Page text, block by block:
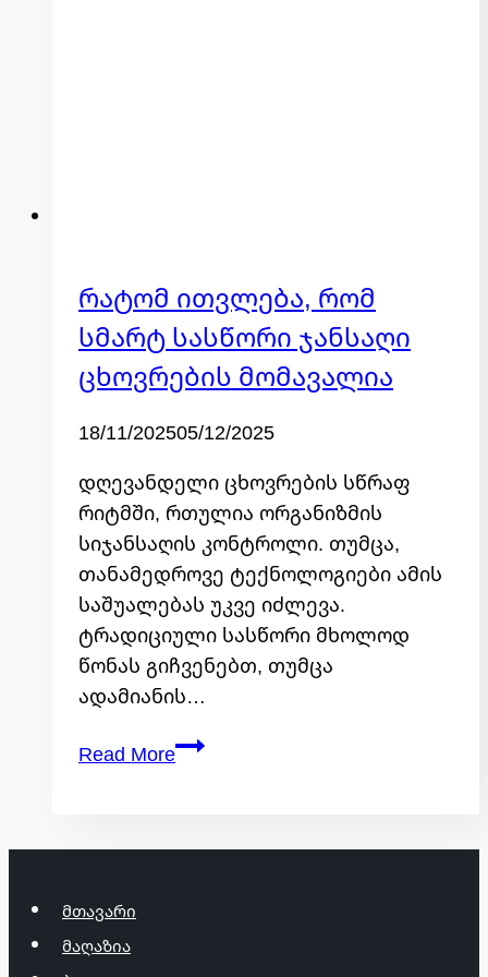
კატეგორიის
გარეშე
Რატომ Ითვლება, Რომ
Სმარტ Სასწორი Ჯანსაღი
Ცხოვრების Მომავალია
Byadmin
18/11/202505/12/2025
დღევანდელი ცხოვრების სწრაფ
რიტმში, რთულია ორგანიზმის
სიჯანსაღის კონტროლი. თუმცა,
თანამედროვე ტექნოლოგიები ამის
საშუალებას უკვე იძლევა.
ტრადიციული სასწორი მხოლოდ
წონას გიჩვენებთ, თუმცა
ადამიანის…
Read Moreრატომ
მთავარი
მაღაზია